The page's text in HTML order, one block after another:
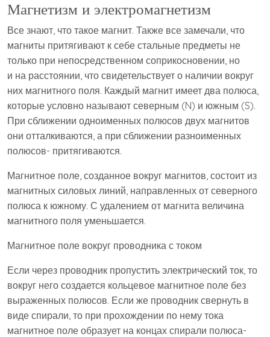
Магнетизм и электромагнетизм
Все знают, что такое магнит. Также все замечали, что
магниты притягивают к себе стальные предметы не
только при непосредственном соприкосновении, но
и на расстоянии, что свидетельствует о наличии вокруг
них магнитного поля. Каждый магнит имеет два полюса,
которые условно называют северным (N) и южным (S).
При сближении одноименных полюсов двух магнитов
они отталкиваются, а при сближении разноименных
полюсов- притягиваются.
Магнитное поле, созданное вокруг магнитов, состоит из
магнитных силовых линий, направленных от северного
полюса к южному. С удалением от магнита величина
магнитного поля уменьшается.
Магнитное поле вокруг проводника с током
Если через проводник пропустить электрический ток, то
вокруг него создается кольцевое магнитное поле без
выраженных полюсов. Если же проводник свернуть в
виде спирали, то при прохождении по нему тока
магнитное поле образует на концах спирали полюса-